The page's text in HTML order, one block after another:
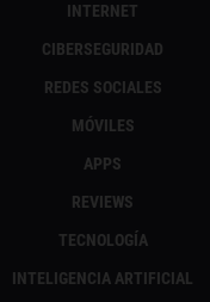
INTERNET
CIBERSEGURIDAD
REDES SOCIALES
MÓVILES
APPS
REVIEWS
TECNOLOGÍA
INTELIGENCIA ARTIFICIAL